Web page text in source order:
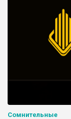
Сомнительные